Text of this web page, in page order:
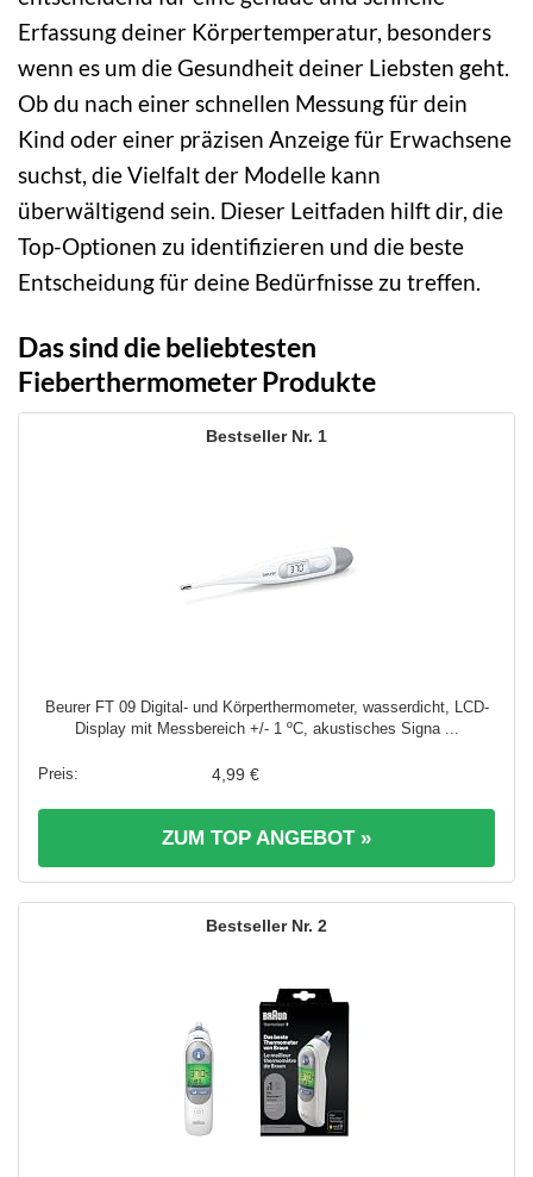
Erfassung deiner Körpertemperatur, besonders
wenn es um die Gesundheit deiner Liebsten geht.
Ob du nach einer schnellen Messung für dein
Kind oder einer präzisen Anzeige für Erwachsene
suchst, die Vielfalt der Modelle kann
überwältigend sein. Dieser Leitfaden hilft dir, die
Top-Optionen zu identifizieren und die beste
Entscheidung für deine Bedürfnisse zu treffen.
Das sind die beliebtesten
Fieberthermometer Produkte
1
Beurer FT 09 Digital- und Körperthermometer, wasserdicht, LCD-
Display mit Messbereich +/- 1 ºC, akustisches Signa ...
4,99 €
ZUM TOP ANGEBOT »
2